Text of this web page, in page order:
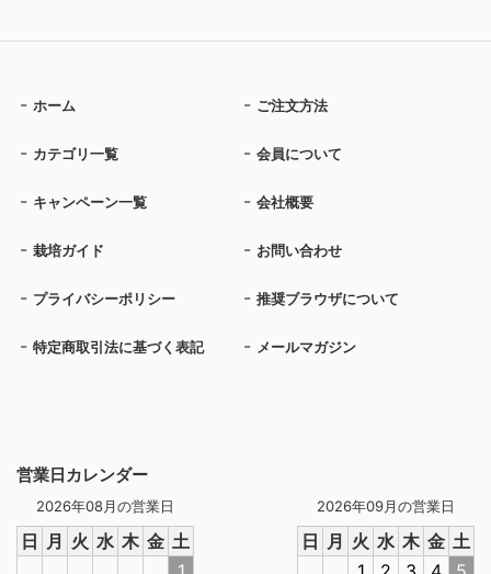
営業日カレンダー
2026年08月の営業日
日 月 火 水 木 金 土
2026年09月の営業日
日 月 火 水 木 金 土
ホーム ご注文方法
カテゴリ一覧 会員について
キャンペーン一覧 会社概要
栽培ガイド お問い合わせ
プライバシーポリシー 推奨ブラウザについて
特定商取引法に基づく表記 メールマガジン